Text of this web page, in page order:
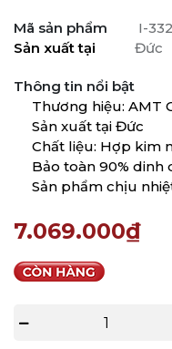
Mã sản phẩm
I-
Sản xuất tại
Đức
Thông tin nổi bật
Thương hiệu: AMT
Sản xuất tại Đức
Chất liệu: Hợp kim
Bảo toàn 90%
Sản phẩm chịu
7.069.000₫